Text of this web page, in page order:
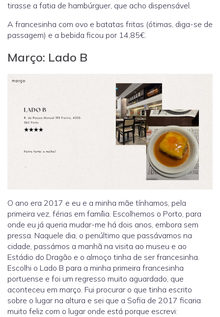
tirasse a fatia de hambúrguer, que acho dispensável.
A francesinha com ovo e batatas fritas (ótimas, diga-se de
passagem) e a bebida ficou por 14,85€.
Março: Lado B
O ano era 2017 e eu e a minha mãe tínhamos, pela
primeira vez, férias em família. Escolhemos o Porto, para
onde eu já queria mudar-me há dois anos, embora sem
pressa. Naquele dia, o penúltimo que passávamos na
cidade, passámos a manhã na visita ao museu e ao
Estádio do Dragão e o almoço tinha de ser francesinha.
Escolhi o Lado B para a minha primeira francesinha
portuense e foi um regresso muito aguardado, que
aconteceu em março. Fui procurar o que tinha escrito
sobre o lugar na altura e sei que a Sofia de 2017 ficaria
muito feliz com o lugar onde está porque escrevi: